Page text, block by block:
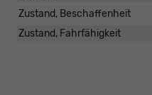
Zustand, Beschaffenheit
Zustand, Fahrfähigkeit